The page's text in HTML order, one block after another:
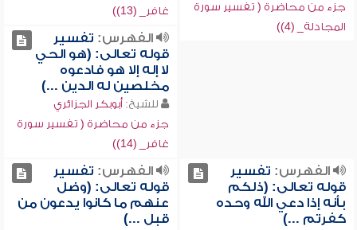
جزء من محاضرة ( تفسير سورة
المجادلة_ (4))
غافر_ (13))
الفهرس: تفسير
قوله تعالى: (هو الحي
لا إله إلا هو فادعوه
مخلصين له الدين ...)
للشيخ: أبوبكر الجزائري
جزء من محاضرة ( تفسير سورة
غافر_ (14))
الفهرس: تفسير
قوله تعالى: (ذلكم
بأنه إذا دعي الله وحده
كفرتم ...)
الفهرس: تفسير
قوله تعالى: (وضل
عنهم ما كانوا يدعون من
قبل ...)